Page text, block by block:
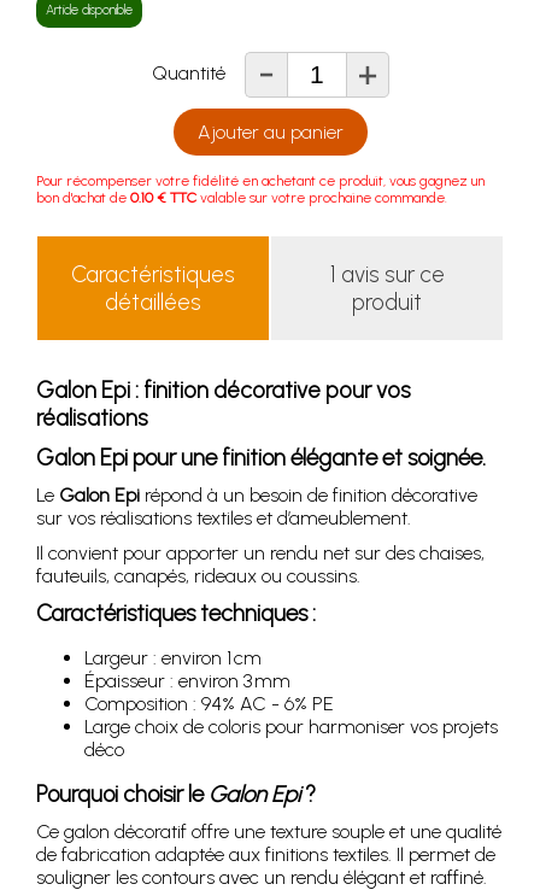
Article disponible
Quantité - +
Ajouter au panier
Pour récompenser votre fidélité en achetant ce produit, vous gagnez un
bon d'achat de 0.10 € TTC valable sur votre prochaine commande.
Caractéristiques
détaillées
1 avis sur ce
produit
Galon Epi : finition décorative pour vos
réalisations
Galon Epi pour une finition élégante et soignée.
Le Galon Epi répond à un besoin de finition décorative
sur vos réalisations textiles et d’ameublement.
Il convient pour apporter un rendu net sur des chaises,
fauteuils, canapés, rideaux ou coussins.
Caractéristiques techniques :
Largeur : environ 1 cm
Épaisseur : environ 3 mm
Composition : 94% AC - 6% PE
Large choix de coloris pour harmoniser vos projets
déco
Pourquoi choisir le Galon Epi?
Ce galon décoratif offre une texture souple et une qualité
de fabrication adaptée aux finitions textiles. Il permet de
souligner les contours avec un rendu élégant et raffiné.